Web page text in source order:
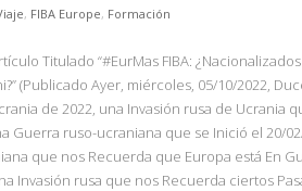
, FIBA Europe, Formación
Titulado “#EurMas FIBA:
(Publicado Ayer, miércoles, 05/10/2022,
de 2022, una Invasión rusa de Ucrania
Guerra ruso-ucraniana que se Inició el 20/
que nos Recuerda que Europa está En
Invasión rusa que nos Recuerda ciertos